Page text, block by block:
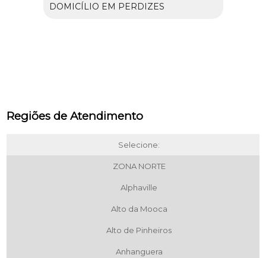
DOMICÍLIO EM PERDIZES
Regiões de Atendimento
Selecione:
ZONA NORTE
Alphaville
Alto da Mooca
Alto de Pinheiros
Anhanguera